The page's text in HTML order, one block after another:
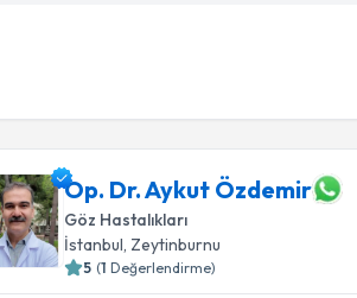
Op. Dr. Aykut Özdemir
Göz Hastalıkları
İstanbul, Zeytinburnu
5 (1 Değerlendirme)